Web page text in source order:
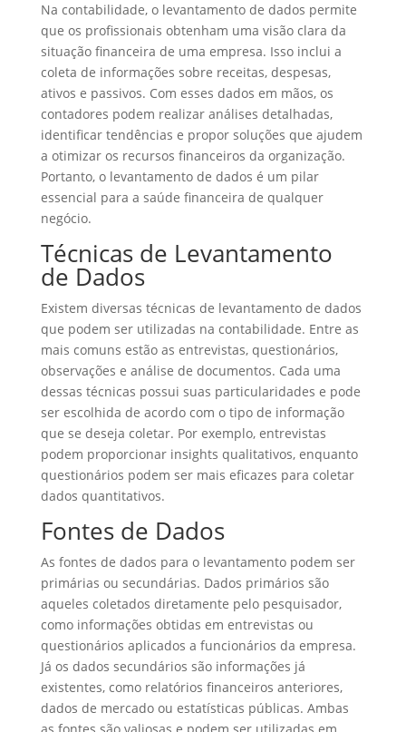
Na contabilidade, o levantamento de dados permite
que os profissionais obtenham uma visão clara da
situação financeira de uma empresa. Isso inclui a
coleta de informações sobre receitas, despesas,
ativos e passivos. Com esses dados em mãos, os
contadores podem realizar análises detalhadas,
identificar tendências e propor soluções que ajudem
a otimizar os recursos financeiros da organização.
Portanto, o levantamento de dados é um pilar
essencial para a saúde financeira de qualquer
negócio.
Técnicas de Levantamento
de Dados
Existem diversas técnicas de levantamento de dados
que podem ser utilizadas na contabilidade. Entre as
mais comuns estão as entrevistas, questionários,
observações e análise de documentos. Cada uma
dessas técnicas possui suas particularidades e pode
ser escolhida de acordo com o tipo de informação
que se deseja coletar. Por exemplo, entrevistas
podem proporcionar insights qualitativos, enquanto
questionários podem ser mais eficazes para coletar
dados quantitativos.
Fontes de Dados
As fontes de dados para o levantamento podem ser
primárias ou secundárias. Dados primários são
aqueles coletados diretamente pelo pesquisador,
como informações obtidas em entrevistas ou
questionários aplicados a funcionários da empresa.
Já os dados secundários são informações já
existentes, como relatórios financeiros anteriores,
dados de mercado ou estatísticas públicas. Ambas